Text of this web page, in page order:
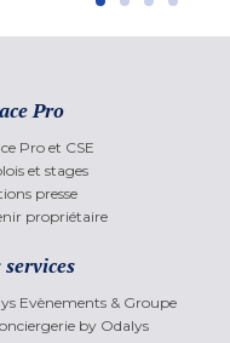
Pro
Pro et CSE
et stages
presse
propriétaire
services
Evènements & Groupe
by Odalys